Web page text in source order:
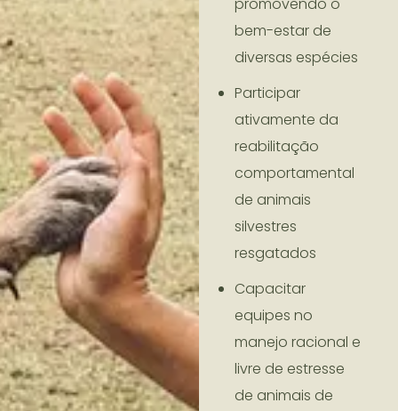
promovendo o
bem-estar de
diversas espécies
Participar
ativamente da
reabilitação
comportamental
de animais
silvestres
resgatados
Capacitar
equipes no
manejo racional e
livre de estresse
de animais de